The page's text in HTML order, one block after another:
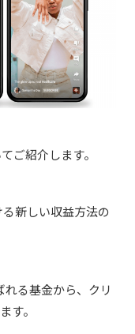
ご紹介します。
新しい収益方法の
れる基金から、クリ
す。